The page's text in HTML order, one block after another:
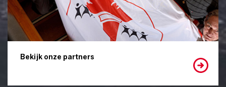
Bekijk onze partners